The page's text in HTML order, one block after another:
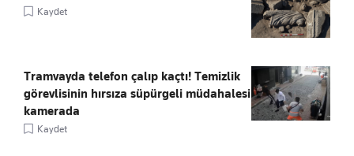
Kaydet
Tramvayda telefon çalıp kaçtı! Temizlik
görevlisinin hırsıza süpürgeli müdahalesi
kamerada
Kaydet